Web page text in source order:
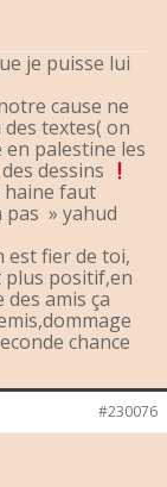
je puisse lui
cause ne
textes( on
palestine les
dessins
haine faut
pas » yahud
est fier de toi,
plus positif,en
amis ça
chance
#230076